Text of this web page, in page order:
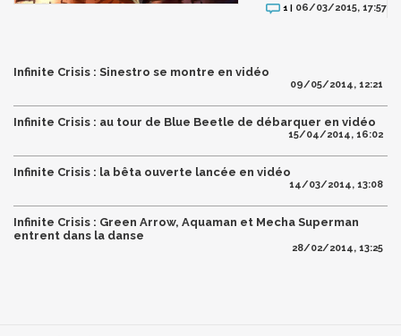
1 | 06/03/2015, 17:57
Infinite Crisis : Sinestro se montre en vidéo
09/05/2014, 12:21
Infinite Crisis : au tour de Blue Beetle de débarquer en vidéo
15/04/2014, 16:02
Infinite Crisis : la bêta ouverte lancée en vidéo
14/03/2014, 13:08
Infinite Crisis : Green Arrow, Aquaman et Mecha Superman
entrent dans la danse
28/02/2014, 13:25